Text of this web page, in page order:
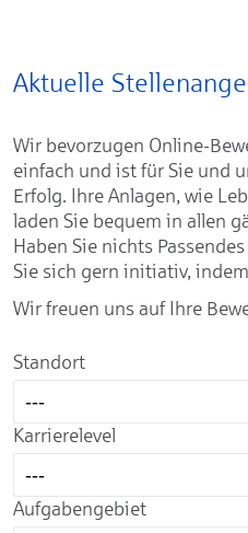
Aktuelle
Wir bevorzugen Online-
einfach und ist für Sie und
Erfolg. Ihre Anlagen, wie
laden Sie bequem in allen
Haben Sie nichts
Sie sich gern initiativ,
Wir freuen uns auf Ihre
Standort
---
Karrierelevel
---
Aufgabengebiet